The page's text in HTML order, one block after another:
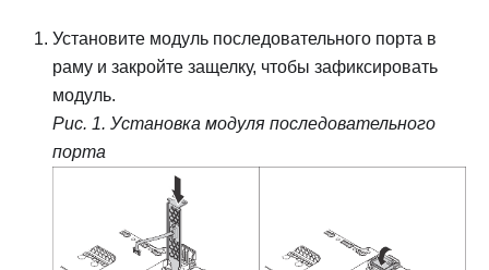
Установите модуль последовательного порта в
раму и закройте защелку, чтобы зафиксировать
модуль.
Рис. 1. Установка модуля последовательного
порта